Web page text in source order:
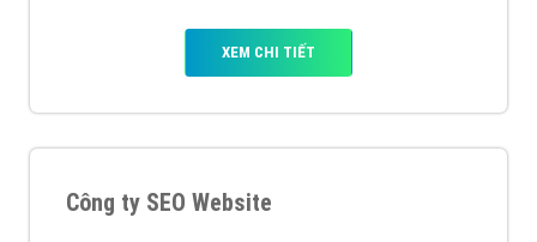
XEM CHI TIẾT
Công ty SEO Website